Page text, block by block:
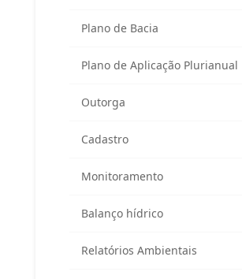
Plano de Bacia
Plano de Aplicação Plurianual
Outorga
Cadastro
Monitoramento
Balanço hídrico
Relatórios Ambientais
Atendimento ao Público /
Fazenda Caxias – Seropédica/RJ –
Rodovia BR 465, km 7 (Campus
Seropédica/RJ – CEP
E-mail: